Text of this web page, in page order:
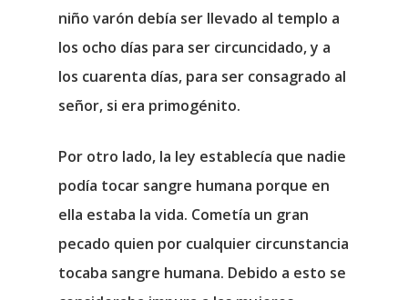
niño varón debía ser llevado al templo a
los ocho días para ser circuncidado, y a
los cuarenta días, para ser consagrado al
señor, si era primogénito.
Por otro lado, la ley establecía que nadie
podía tocar sangre humana porque en
ella estaba la vida. Cometía un gran
pecado quien por cualquier circunstancia
tocaba sangre humana. Debido a esto se